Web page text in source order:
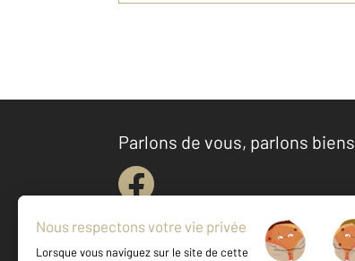
Parlons de vous, parlons biens